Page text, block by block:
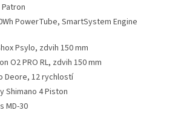
PowerTube, SmartSystem Engine
Psylo, zdvih 150 mm
O2 PRO RL, zdvih 150 mm
Deore, 12 rychlostí
Shimano 4 Piston
MD-30